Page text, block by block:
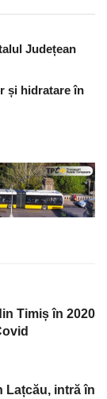
Județean
și hidratare în
Timiș în 2020
Lațcău, intră în